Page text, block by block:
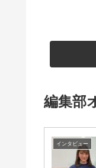
編集部
インタビュー